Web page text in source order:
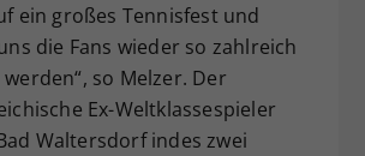
ein großes Tennisfest und
die Fans wieder so zahlreich
so Melzer. Der
Ex-Weltklassespieler
Waltersdorf indes zwei